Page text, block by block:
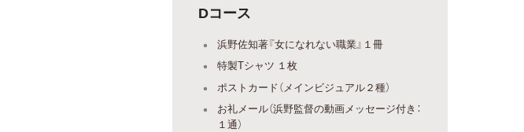
Dコース
浜野佐知著『女になれない職業』１冊
特製Tシャツ １枚
ポストカード（メインビジュアル２種）
お礼メール（浜野監督の動画メッセージ付き：
１通）